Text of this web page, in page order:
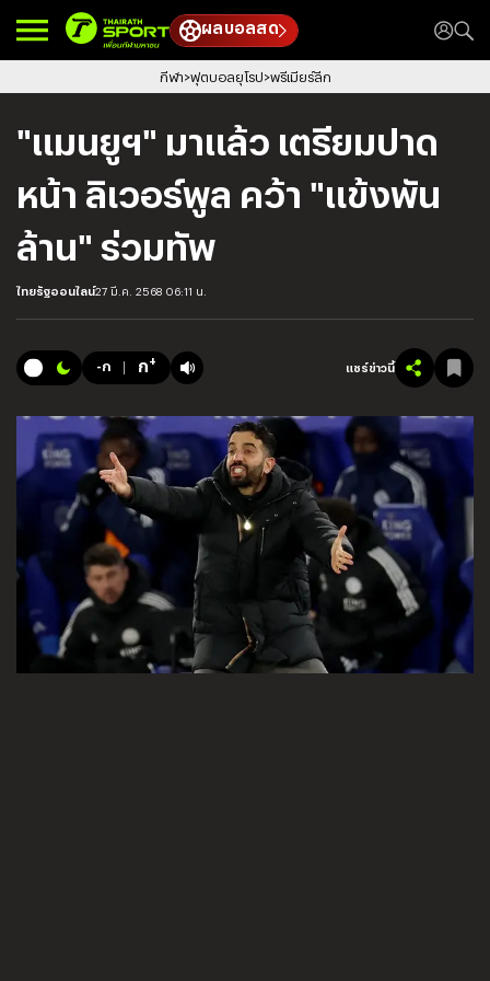
ผลบอลสด
กีฬา ฟุตบอลยุโรป พรีเมียร์ลีก
"แมนยูฯ" มาแล้ว เตรียมปาด
หน้า ลิเวอร์พูล คว้า "แข้งพัน
ล้าน" ร่วมทัพ
ไทยรัฐออนไลน์27 มี.ค. 2568 06:11 น.
-ก ก+ แชร์ข่าวนี้